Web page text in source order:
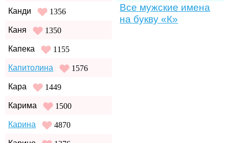
Канди 1356
Каня 1350
Капека 1155
Капитолина 1576
Кара 1449
Карима 1500
Карина 4870
Все мужские имена
на букву «К»